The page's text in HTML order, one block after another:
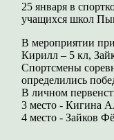
25 января в
учащихся школ
В мероприятии
Кирилл – 5 кл,
Спортсмены
определились
В личном
3 место - Кигина
4 место - Зайков